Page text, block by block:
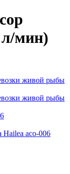
л/мин)